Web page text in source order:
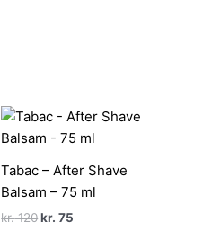
Tabac – After Shave
Balsam – 75 ml
kr.120Den
kr. 75